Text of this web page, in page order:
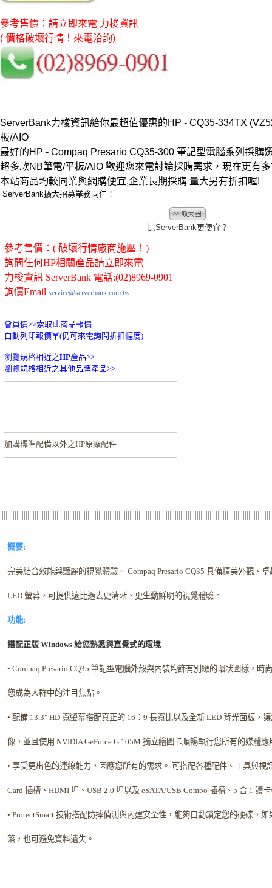
參考售價：請立即來電 力梭資訊
( 價格破壞行情！來電洽詢)
ServerBank力梭資訊給你最超值優惠的HP - CQ35-334TX
板/AIO
最好的HP - Compaq Presario CQ35-300 筆記型電腦系列採購
超多款NB筆電/平板/AIO 歡迎您來電討論採購需求，現在更有
本站商品均較同業與網購便宜,企業長期採購 量大另有折扣喔!
ServerBank擴大招募業務同仁！
比ServerBank更便宜？
參考售價：( 破壞行情廠商施壓！)
詢問任何HP相關產品請立即來電
力梭資訊 ServerBank 電話:(02)8969-0901
詢價Email service@serverbank.com.tw
會員價>>索取此商品報價
自動列印報價單(仍可來電詢問折扣幅度)
瀏覽規格相近之HP產品>>
瀏覽規格相近之其他品牌產品>>
加購標準配備以外之HP原廠配件
概要:
完美結合效能與豔麗的視覺體驗。 Compaq Presario CQ35 具備精美外觀、
LED 螢幕，可提供遠比過去更清晰、更生動鮮明的視覺體驗。
功能:
搭配正版 Windows 給您熟悉與直覺式的環境
• Compaq Presario CQ35 筆記型電腦外殼與內裝均飾有別緻的環狀圖樣，時
您成為人群中的注目焦點。
• 配備 13.3" HD 寬螢幕搭配真正的 16：9 長寬比以及全新 LED 背光面板，
像，並且使用 NVIDIA GeForce G 105M 獨立繪圖卡順暢執行您所有的媒體
• 享受更出色的連線能力，因應您所有的需求。 可搭配各種配件、工具與視
Card 插槽、HDMI 埠、USB 2.0 埠以及 eSATA/USB Combo 插槽、5 合 1 讀
• ProtectSmart 技術搭配防摔偵測與內建安全性，能夠自動鎖定您的硬碟，
落，也可避免資料遺失。